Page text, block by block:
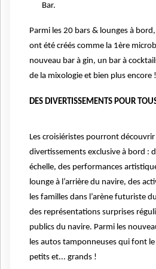
Bar.
Parmi les 20 bars & lounges à
ont été créés comme la 1ère
nouveau bar à gin, un bar à
de la mixologie et bien plus encore !
DES DIVERTISSEMENTS POUR
Les croisiéristes pourront
divertissements exclusive à bord :
échelle, des performances
lounge à l’arrière du navire, des
les familles dans l’arène futuriste
des représentations surprises
publics du navire. Parmi les
les autos tamponneuses qui font
petits et... grands !